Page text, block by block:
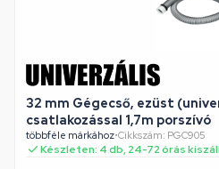
32 mm Gégecső, ezüst
csatlakozással 1,7m porszívó
többféle márkához•Cikkszám: PGC905
Készleten: 4 db, 24-72 órás